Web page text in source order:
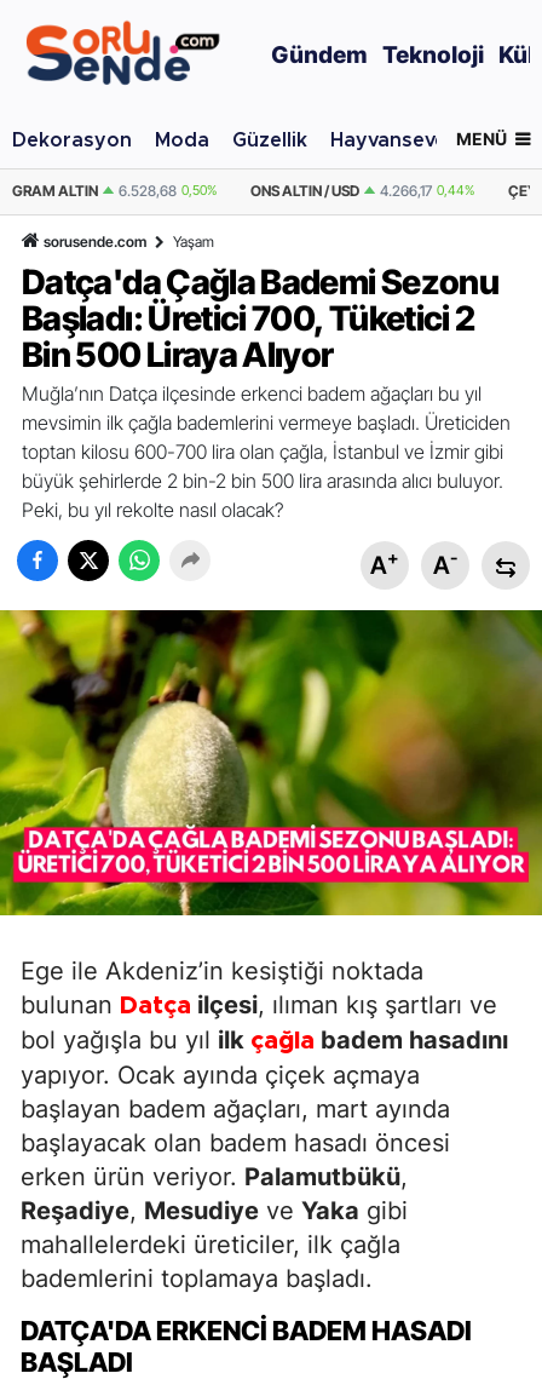
Gündem Teknoloji
Dekorasyon Moda Güzellik Hayvansever MENÜ
ONS ALTIN / USD 4.266,17 0,44% ÇEYREK ALTIN 10.674,39 0,50%
sorusende.com Yaşam
Datça'da Çağla Bademi Sezonu
Başladı: Üretici 700, Tüketici 2
Bin 500 Liraya Alıyor
Muğla’nın Datça ilçesinde erkenci badem ağaçları bu yıl
mevsimin ilk çağla bademlerini vermeye başladı. Üreticiden
toptan kilosu 600-700 lira olan çağla, İstanbul ve İzmir gibi
büyük şehirlerde 2 bin-2 bin 500 lira arasında alıcı buluyor.
Peki, bu yıl rekolte nasıl olacak?
A+ A-
Ege ile Akdeniz’in kesiştiği noktada
bulunan Datça ilçesi, ılıman kış şartları ve
bol yağışla bu yıl ilk çağla badem hasadını
yapıyor. Ocak ayında çiçek açmaya
başlayan badem ağaçları, mart ayında
başlayacak olan badem hasadı öncesi
erken ürün veriyor. Palamutbükü,
Reşadiye, Mesudiye ve Yaka gibi
mahallelerdeki üreticiler, ilk çağla
bademlerini toplamaya başladı.
DATÇA'DA ERKENCI BADEM HASADI
BAŞLADI